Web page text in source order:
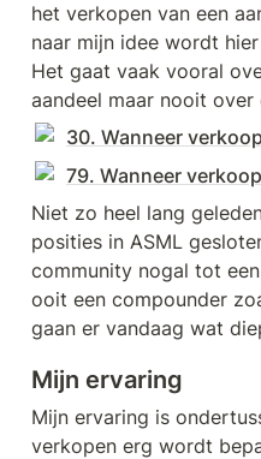
het verkopen van een
naar mijn idee wordt
Het gaat vaak vooral
aandeel maar nooit over
Niet zo heel lang
posities in ASML
community nogal tot
ooit een compounder
gaan er vandaag wat
Mijn ervaring
Mijn ervaring is
verkopen erg wordt